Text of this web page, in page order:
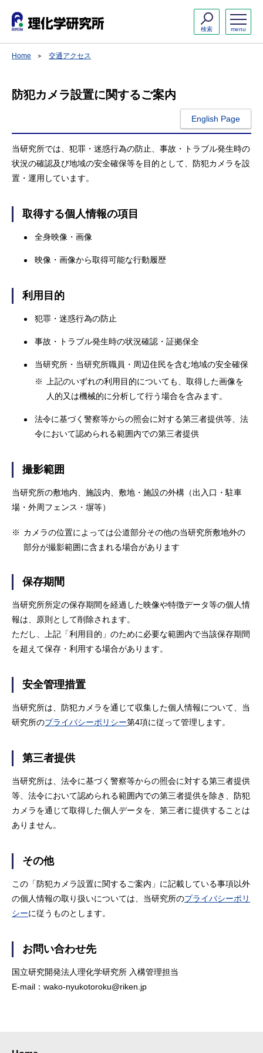
menu
検索
Home 交通アクセス
防犯カメラ設置に関するご案内
English Page
当研究所では、犯罪・迷惑行為の防止、事故・トラブル発生時の
状況の確認及び地域の安全確保等を目的として、防犯カメラを設
置・運用しています。
取得する個人情報の項目
全身映像・画像
映像・画像から取得可能な行動履歴
利用目的
犯罪・迷惑行為の防止
事故・トラブル発生時の状況確認・証拠保全
当研究所・当研究所職員・周辺住民を含む地域の安全確保
※
上記のいずれの利用目的についても、取得した画像を
人的又は機械的に分析して行う場合を含みます。
法令に基づく警察等からの照会に対する第三者提供等、法
令において認められる範囲内での第三者提供
撮影範囲
当研究所の敷地内、施設内、敷地・施設の外構（出入口・駐車
場・外周フェンス・塀等）
※ カメラの位置によっては公道部分その他の当研究所敷地外の
部分が撮影範囲に含まれる場合があります
保存期間
当研究所所定の保存期間を経過した映像や特徴データ等の個人情
報は、原則として削除されます。
ただし、上記「利用目的」のために必要な範囲内で当該保存期間
を超えて保存・利用する場合があります。
安全管理措置
当研究所は、防犯カメラを通じて収集した個人情報について、当
研究所のプライバシーポリシー第4項に従って管理します。
第三者提供
当研究所は、法令に基づく警察等からの照会に対する第三者提供
等、法令において認められる範囲内での第三者提供を除き、防犯
カメラを通じて取得した個人データを、第三者に提供することは
ありません。
その他
この「防犯カメラ設置に関するご案内」に記載している事項以外
の個人情報の取り扱いについては、当研究所のプライバシーポリ
シーに従うものとします。
お問い合わせ先
国立研究開発法人理化学研究所 入構管理担当
E-mail：wako-nyukotoroku@riken.jp